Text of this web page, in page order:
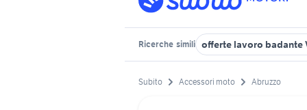
Ricerche simili offerte lavoro badante
Subito Accessori moto Abruzzo